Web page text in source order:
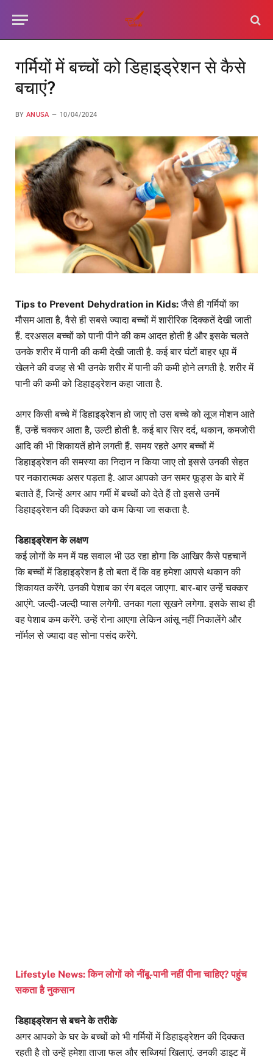
गर्मियों में बच्चों को डिहाइड्रेशन से कैसे
बचाएं?
BY ANUSA 10/04/2024
Tips to Prevent Dehydration in Kids:जैसे ही गर्मियों का
मौसम आता है, वैसे ही सबसे ज्यादा बच्चों में शारीरिक दिक्कतें देखी जाती
हैं. दरअसल बच्चों को पानी पीने की कम आदत होती है और इसके चलते
उनके शरीर में पानी की कमी देखी जाती है. कई बार घंटों बाहर धूप में
खेलने की वजह से भी उनके शरीर में पानी की कमी होने लगती है. शरीर में
पानी की कमी को डिहाइड्रेशन कहा जाता है.
अगर किसी बच्चे में डिहाइड्रेशन हो जाए तो उस बच्चे को लूज मोशन आते
हैं, उन्हें चक्कर आता है, उल्टी होती है. कई बार सिर दर्द, थकान, कमजोरी
आदि की भी शिकायतें होने लगती हैं. समय रहते अगर बच्चों में
डिहाइड्रेशन की समस्या का निदान न किया जाए तो इससे उनकी सेहत
पर नकारात्मक असर पड़ता है. आज आपको उन समर फूड्स के बारे में
बताते हैं, जिन्हें अगर आप गर्मी में बच्चों को देते हैं तो इससे उनमें
डिहाइड्रेशन की दिक्कत को कम किया जा सकता है.
डिहाइड्रेशन के लक्षण
कई लोगों के मन में यह सवाल भी उठ रहा होगा कि आखिर कैसे पहचानें
कि बच्चों में डिहाइड्रेशन है तो बता दें कि वह हमेशा आपसे थकान की
शिकायत करेंगे. उनकी पेशाब का रंग बदल जाएगा. बार-बार उन्हें चक्कर
आएंगे. जल्दी-जल्दी प्यास लगेगी. उनका गला सूखने लगेगा. इसके साथ ही
वह पेशाब कम करेंगे. उन्हें रोना आएगा लेकिन आंसू नहीं निकालेंगे और
नॉर्मल से ज्यादा वह सोना पसंद करेंगे.
Lifestyle News: किन लोगों को नींबू-पानी नहीं पीना चाहिए? पहुंच
सकता है नुकसान
डिहाइड्रेशन से बचने के तरीके
अगर आपको के घर के बच्चों को भी गर्मियों में डिहाइड्रेशन की दिक्कत
रहती है तो उन्हें हमेशा ताजा फल और सब्जियां खिलाएं. उनकी डाइट में